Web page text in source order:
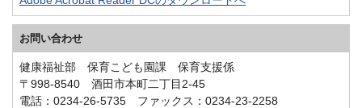
お問い合わせ
健康福祉部 保育こども園課 保育支援係
〒998-8540 酒田市本町二丁目2-45
電話：0234-26-5735 ファックス：0234-23-2258